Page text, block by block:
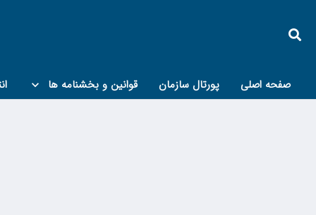
صفحه اصلی پورتال سازمان قوانین و بخشنامه ها